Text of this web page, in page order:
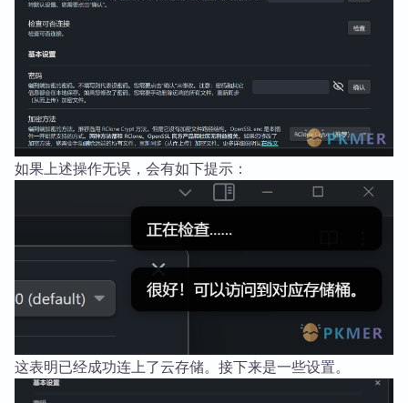
如果上述操作无误，会有如下提示：
这表明已经成功连上了云存储。接下来是一些设置。